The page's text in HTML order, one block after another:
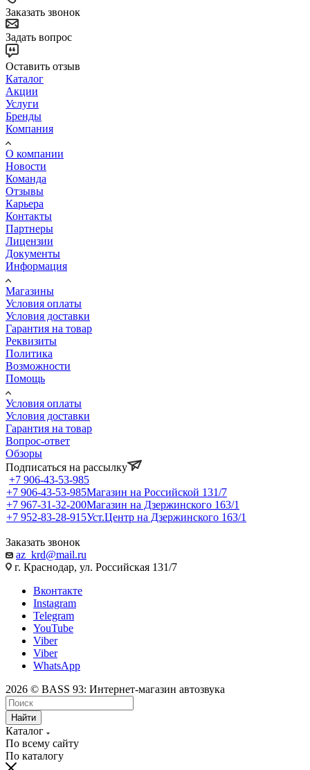
Заказать звонок
Задать вопрос
Оставить отзыв
Каталог
Акции
Услуги
Бренды
Компания
О компании
Новости
Команда
Отзывы
Карьера
Контакты
Партнеры
Лицензии
Документы
Информация
Магазины
Условия оплаты
Условия доставки
Гарантия на товар
Реквизиты
Политика
Возможности
Помощь
Условия оплаты
Условия доставки
Гарантия на товар
Вопрос-ответ
Обзоры
Подписаться на рассылку
+7 906-43-53-985
+7 906-43-53-985Магазин на Российской 131/7
+7 967-31-32-200Магазин на Дзержинского 163/1
+7 952-83-28-915Уст.Центр на Дзержинского 163/1
Заказать звонок
az_krd@mail.ru
г. Краснодар, ул. Российская 131/7
Вконтакте
Instagram
Telegram
YouTube
Viber
Viber
WhatsApp
2026 © BASS 93: Интернет-магазин автозвука
Найти
Каталог
По всему сайту
По каталогу